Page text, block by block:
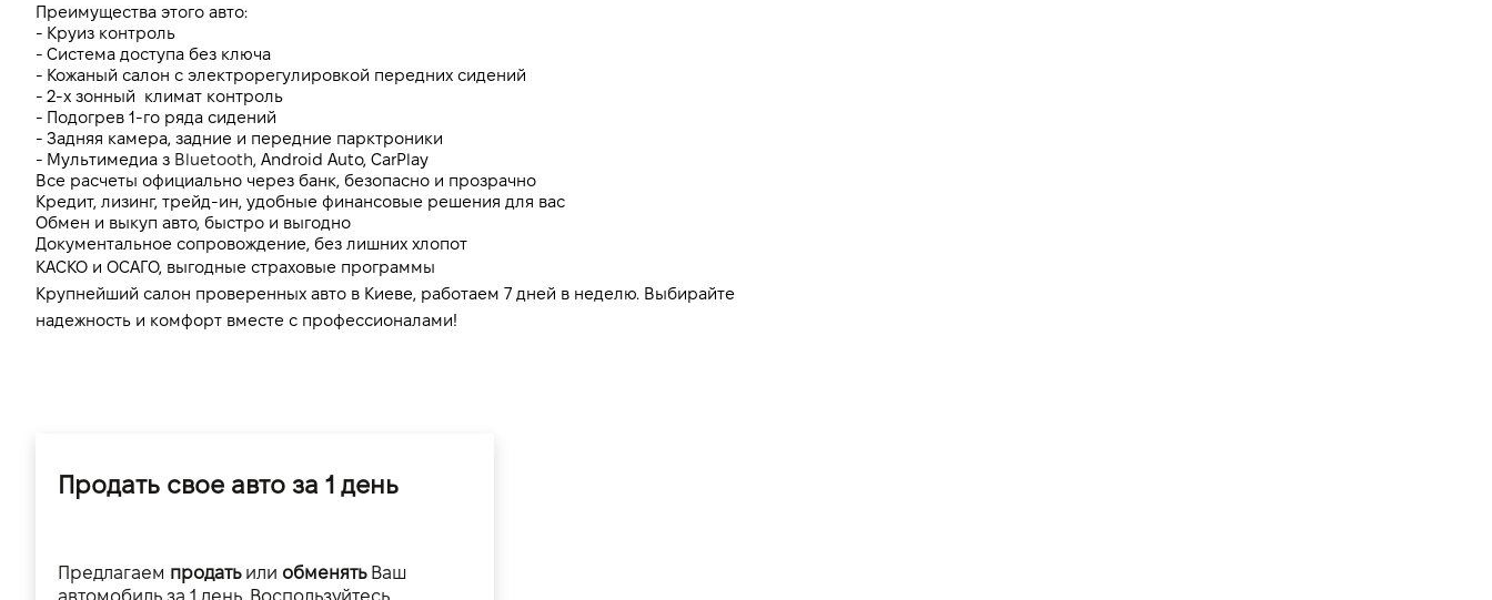
Динамика разгона 0-100 км/ч
Преимущества этого авто:
- Круиз контроль
- Система доступа без ключа
- Кожаный салон с электрорегулировкой передних сидений
- 2-х зонный  климат контроль
- Подогрев 1-го ряда сидений
- Задняя камера, задние и передние парктроники
- Мультимедиа з Bluetooth, Android Auto, CarPlay
Все расчеты официально через банк, безопасно и прозрачно
Кредит, лизинг, трейд-ин, удобные финансовые решения для вас
Обмен и выкуп авто, быстро и выгодно
Документальное сопровождение, без лишних хлопот
КАСКО и ОСАГО, выгодные страховые программы
Крупнейший салон проверенных авто в Киеве, работаем 7 дней в неделю. Выбирайте
надежность и комфорт вместе с профессионалами!
Продать свое авто за 1 день
Предлагаем продатьили обменятьВаш